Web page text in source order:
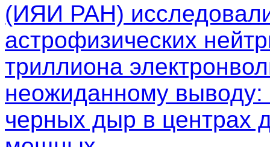
(ИЯИ РАН)
астрофизических
триллиона
неожиданному выводу:
черных дыр в центрах